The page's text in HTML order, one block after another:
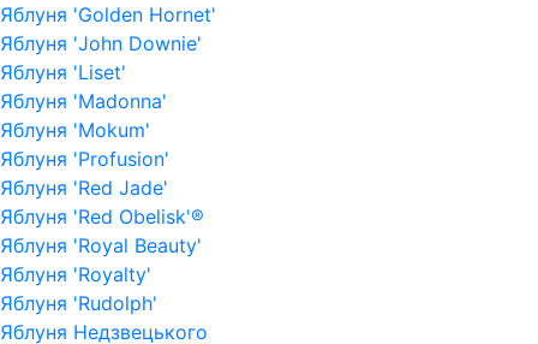
Яблуня 'Golden Hornet'
Яблуня 'John Downie'
Яблуня 'Liset'
Яблуня 'Madonna'
Яблуня 'Mokum'
Яблуня 'Profusion'
Яблуня 'Red Jade'
Яблуня 'Red Obelisk'®
Яблуня 'Royal Beauty'
Яблуня 'Royalty'
Яблуня 'Rudolph'
Яблуня Недзвецького